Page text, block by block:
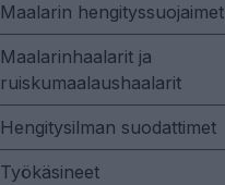
Maalarin hengityssuojaimet
Maalarinhaalarit ja
ruiskumaalaushaalarit
Hengitysilman suodattimet
Työkäsineet